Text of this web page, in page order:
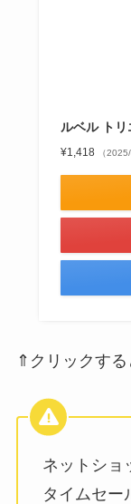
ルベル ト
¥1,418 （
⇑クリックする
ネットショ
タイムセー